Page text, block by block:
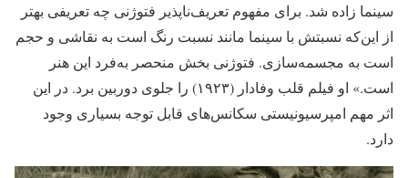
سینما زاده شد. برای مفهوم تعریف‌ناپذیر فتوژنی چه تعریفی بهتر
از این‌که نسبتش با سینما مانند نسبت رنگ است به نقاشی و حجم
است به مجسمه‌سازی. فتوژنی بخش منحصر به‌فرد این هنر
است.» او فیلم قلب وفادار (۱۹۲۳) را جلوی دوربین برد. در این
اثر مهم امپرسیونیستی سکانس‌های قابل توجه بسیاری وجود
دارد.